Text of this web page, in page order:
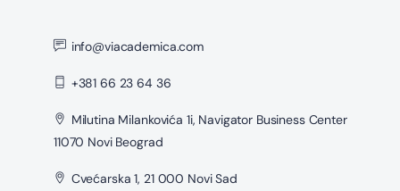
info@viacademica.com
+381 66 23 64 36
Milutina Milankovića 1i, Navigator Business Center
11070 Novi Beograd
Cvećarska 1, 21 000 Novi Sad